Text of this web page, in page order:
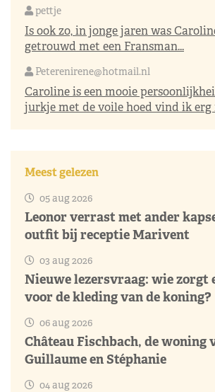
pettje
Is ook zo, in jonge jaren was
getrouwd met een Fransman...
Peterenirene@hotmail.nl
Caroline is een mooie
jurkje met de voile hoed vind ik erg
Meest gelezen
05 aug 2026
Leonor verrast met ander
outfit bij receptie Marivent
03 aug 2026
Nieuwe lezersvraag: wie zorgt
voor de kleding van de koning?
06 aug 2026
Château Fischbach, de woning
Guillaume en Stéphanie
04 aug 2026